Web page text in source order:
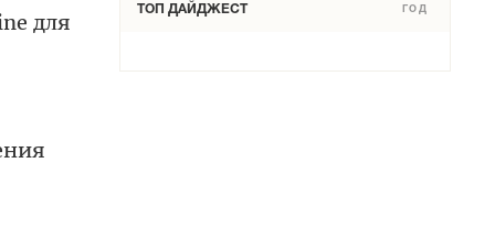
для
ТОП ДАЙДЖЕСТ ГОД